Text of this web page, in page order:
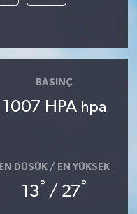
BASINÇ
1007 HPA hpa
EN DÜŞÜK / EN YÜKSEK
13° / 27°